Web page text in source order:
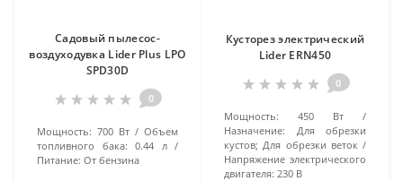
Садовый пылесос-
воздуходувка Lider Plus LPO
SPD30D
0
Мощность: 700 Вт
Объем
топливного бака: 0.44 л
Питание: От бензина
Кусторез электрический
Lider ERN450
0
Мощность:
450 Вт
Назначение:
Для обрезки
кустов; Для обрезки веток
Напряжение электрического
двигателя: 230 В